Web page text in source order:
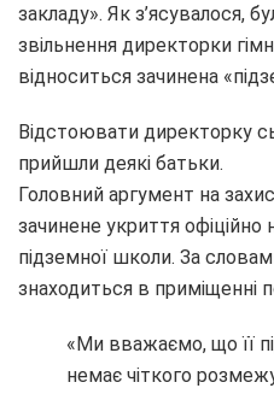
закладу». Як з’ясувалося,
звільнення директорки
відноситься зачинена
Відстоювати директорку
прийшли деякі батьки.
Головний аргумент на
зачинене укриття
підземної школи. За
знаходиться в приміщенні
«Ми вважаємо, що її
немає чіткого